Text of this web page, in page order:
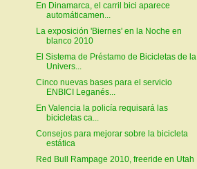
En Dinamarca, el carril bici aparece
automáticamen...
La exposición 'Biernes' en la Noche en
blanco 2010
El Sistema de Préstamo de Bicicletas de la
Univers...
Cinco nuevas bases para el servicio
ENBICI Leganés...
En Valencia la policía requisará las
bicicletas ca...
Consejos para mejorar sobre la bicicleta
estática
Red Bull Rampage 2010, freeride en Utah